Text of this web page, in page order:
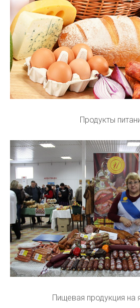
Продукты
Пищевая продукция на